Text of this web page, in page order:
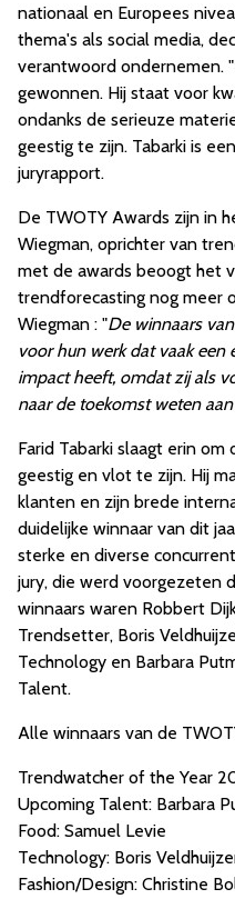
nationaal en Europees
thema's als social media,
verantwoord ondernemen.
gewonnen. Hij staat voor
ondanks de serieuze
geestig te zijn. Tabarki is
juryrapport.
De TWOTY Awards zijn in
Wiegman, oprichter van
met de awards beoogt het
trendforecasting nog meer
Wiegman : "De winnaars
voor hun werk dat vaak een
impact heeft, omdat zij als
naar de toekomst weten
Farid Tabarki slaagt erin
geestig en vlot te zijn. Hij
klanten en zijn brede
duidelijke winnaar van dit
sterke en diverse
jury, die werd voorgezeten
winnaars waren Robbert
Trendsetter, Boris
Technology en Barbara
Talent.
Alle winnaars van de
Trendwatcher of the Year
Upcoming Talent: Barbara
Food: Samuel Levie
Technology: Boris
Fashion/Design: Christine